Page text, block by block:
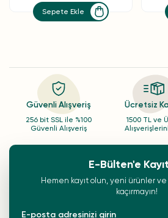
Sepete Ekle
Güvenli Alışveriş
256 bit SSL ile %100
Güvenli Alışveriş
Ücretsiz
1500 TL ve
E-Bülten'e
Hemen kayıt olun, yeni ürünler ve
kaçırmayın!